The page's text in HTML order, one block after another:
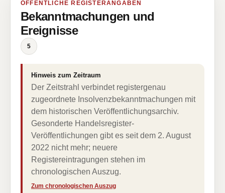
ÖFFENTLICHE REGISTERANGABEN
Bekanntmachungen und
Ereignisse
5
Hinweis zum Zeitraum
Der Zeitstrahl verbindet registergenau
zugeordnete Insolvenzbekanntmachungen mit
dem historischen Veröffentlichungsarchiv.
Gesonderte Handelsregister-
Veröffentlichungen gibt es seit dem 2. August
2022 nicht mehr; neuere
Registereintragungen stehen im
chronologischen Auszug.
Zum chronologischen Auszug